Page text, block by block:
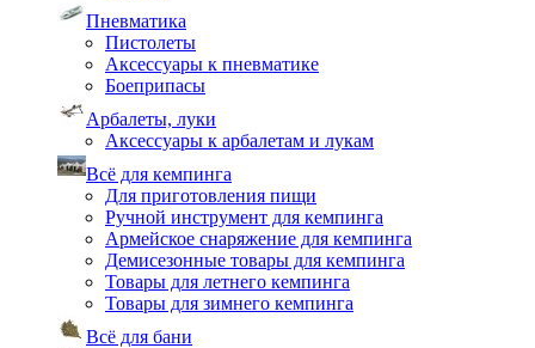
Пневматика
Пистолеты
Аксессуары к пневматике
Боеприпасы
Арбалеты, луки
Аксессуары к арбалетам и лукам
Всё для кемпинга
Для приготовления пищи
Ручной инструмент для кемпинга
Армейское снаряжение для кемпинга
Демисезонные товары для кемпинга
Товары для летнего кемпинга
Товары для зимнего кемпинга
Всё для бани